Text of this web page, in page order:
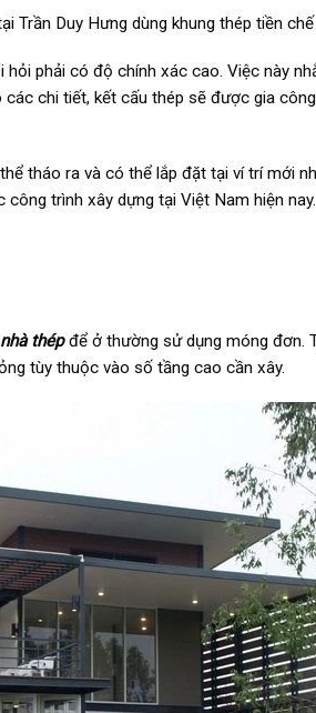
Trần Duy Hưng dùng khung thép tiền
phải có độ chính xác cao. Việc này
chi tiết, kết cấu thép sẽ được gia
tháo ra và có thể lắp đặt tại ví trí mới
trình xây dựng tại Việt Nam hiện nay.
thépđể ở thường sử dụng móng đơn.
tùy thuộc vào số tầng cao cần xây.